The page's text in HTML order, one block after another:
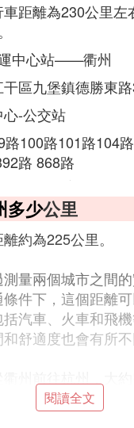
距離為230公里左
中心站——衢州
區九堡鎮德勝東
-公交站
100路101路104
路 868路
多少公里
約為225公里。
量兩個城市之間
件下，這個距離
汽車、火車和飛
舒適度也會有所不
間也會受到路況和
浙江省內豐富的自然
閱讀全文